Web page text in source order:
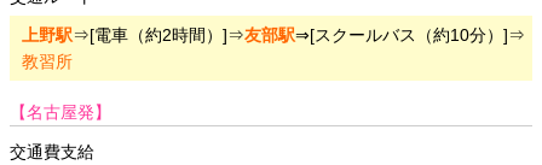
上野駅⇒[電車（約2時間）]⇒友部駅⇒[スクールバス（約10分）]⇒
教習所
【名古屋発】
交通費支給